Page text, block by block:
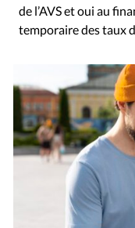
de l’AVS et oui au
temporaire des taux